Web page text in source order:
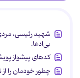
شهید رئیسی،
بی‌ادعا.
کدهای پیشواز
چطور خودمان را از نظر ذهنی ۳۸